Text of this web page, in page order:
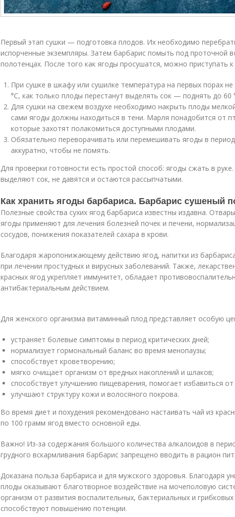
Первый этап сушки — подготовка плодов. Их необходимо
испорченные экземпляры. Затем барбарис помыть под проточной
полотенцах. После того как ягоды просушатся, можно приступать к
При сушке в шкафу или сушилке температура на первых порах
°C, как только плоды перестанут выделять сок — поднять до 60
Для сушки на свежем воздухе необходимо накрыть плоды
сами ягоды должны находиться в тени. Марля понадобится от
которые захотят полакомиться доступными плодами.
Обязательно переворачивать или перемешивать ягоды в
аккуратно, чтобы не помять.
Для проверки готовности есть простой способ: ягоды сжать в
выделяют сок, не давятся и остаются рассыпчатыми.
Как хранить ягоды барбариса. Барбарис сушеный
Полезные свойства сухих ягод барбариса известны издавна.
ягоды применяют для лечения болезней почек и печени,
сосудов, понижения показателей сахара в крови.
Благодаря жаропонижающему действию ягод, напитки из
при лечении простудных и вирусных заболеваний. Также,
красных ягод укрепляет иммунитет, обладает
антибактериальным действием.
Для женского организма витаминный плод представляет особую
устраняет болевые симптомы в период критических дней;
нормализует гормональный баланс во время менопаузы;
способствует кроветворению;
мягко очищает организм от вредных накоплений и шлаков;
способствует улучшению пищеварения, помогает избавиться
улучшают структуру кожи и волосяного покрова.
Во время диет и похудения рекомендовано настаивать чай из
по 100 грамм ягод вместо основной еды.
Важно! Из-за содержания большого количества алкалоидов в
грудного вскармливания барбарис запрещено вводить в рацион
Доказана польза барбариса и для мужского здоровья. Благодаря
плоды оказывают благотворное воздействие на мочеполовую
организм от развития воспалительных, бактериальных и
способствуют повышению потенции.